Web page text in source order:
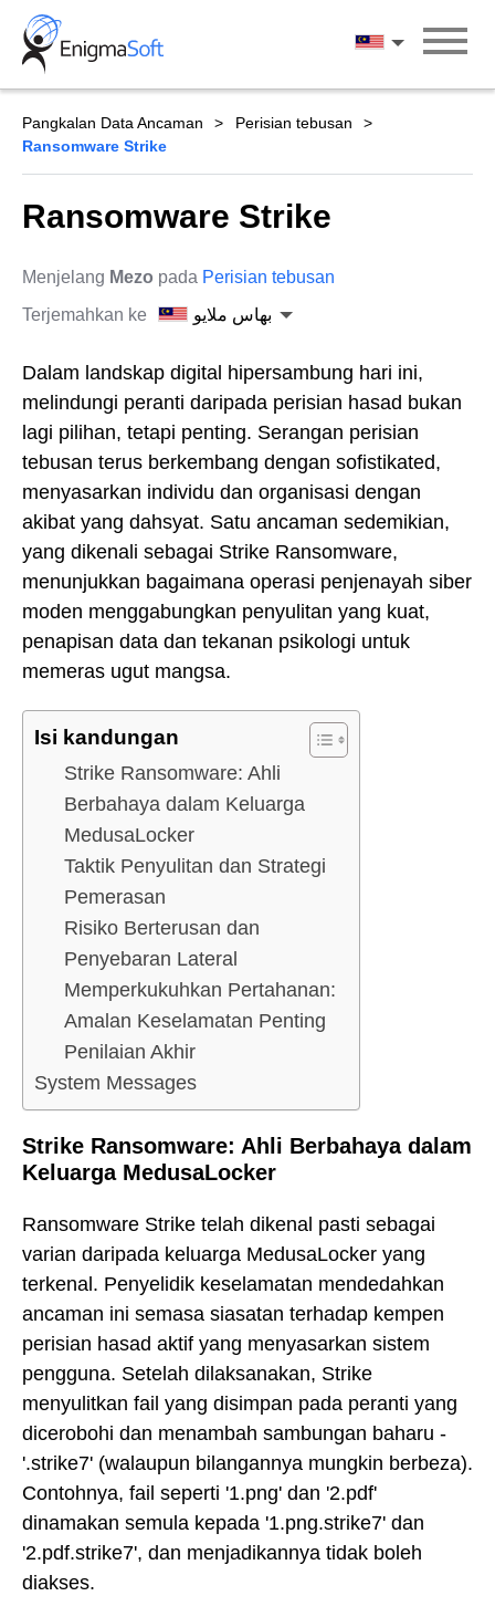
Skip
content
بهاس ملايو
Pangkalan Data Ancaman
Perisian tebusan
Ransomware Strike
Ransomware Strike
Menjelang Mezo pada Perisian tebusan
Terjemahkan ke
بهاس ملايو
Dalam landskap digital hipersambung hari ini,
melindungi peranti daripada perisian hasad bukan
lagi pilihan, tetapi penting. Serangan perisian
tebusan terus berkembang dengan sofistikated,
menyasarkan individu dan organisasi dengan
akibat yang dahsyat. Satu ancaman sedemikian,
yang dikenali sebagai Strike Ransomware,
menunjukkan bagaimana operasi penjenayah siber
moden menggabungkan penyulitan yang kuat,
penapisan data dan tekanan psikologi untuk
memeras ugut mangsa.
Isi kandungan
Strike Ransomware: Ahli
Berbahaya dalam Keluarga
MedusaLocker
Taktik Penyulitan dan Strategi
Pemerasan
Risiko Berterusan dan
Penyebaran Lateral
Memperkukuhkan Pertahanan:
Amalan Keselamatan Penting
Penilaian Akhir
System Messages
Strike Ransomware: Ahli Berbahaya dalam
Keluarga MedusaLocker
Ransomware Strike telah dikenal pasti sebagai
varian daripada keluarga MedusaLocker yang
terkenal. Penyelidik keselamatan mendedahkan
ancaman ini semasa siasatan terhadap kempen
perisian hasad aktif yang menyasarkan sistem
pengguna. Setelah dilaksanakan, Strike
menyulitkan fail yang disimpan pada peranti yang
dicerobohi dan menambah sambungan baharu -
'.strike7' (walaupun bilangannya mungkin berbeza).
Contohnya, fail seperti '1.png' dan '2.pdf'
dinamakan semula kepada '1.png.strike7' dan
'2.pdf.strike7', dan menjadikannya tidak boleh
diakses.